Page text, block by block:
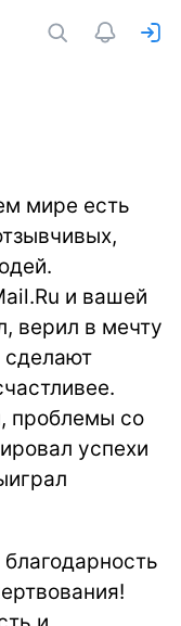
мире есть
и вашей
верил в мечту
сделают
проблемы со
успехи